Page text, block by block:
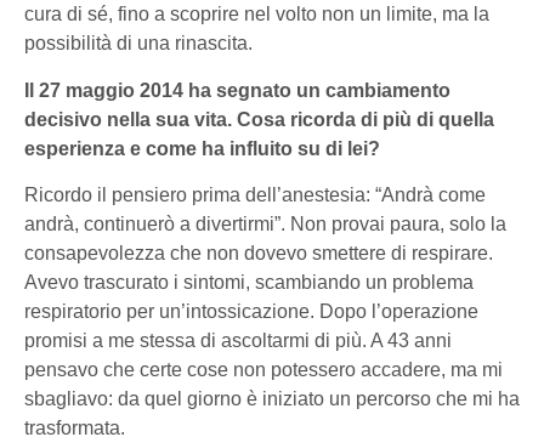
cura di sé, fino a scoprire nel volto non un limite, ma la
possibilità di una rinascita.
Il 27 maggio 2014 ha segnato un cambiamento
decisivo nella sua vita. Cosa ricorda di più di quella
esperienza e come ha influito su di lei?
Ricordo il pensiero prima dell’anestesia: “Andrà come
andrà, continuerò a divertirmi”. Non provai paura, solo la
consapevolezza che non dovevo smettere di respirare.
Avevo trascurato i sintomi, scambiando un problema
respiratorio per un’intossicazione. Dopo l’operazione
promisi a me stessa di ascoltarmi di più. A 43 anni
pensavo che certe cose non potessero accadere, ma mi
sbagliavo: da quel giorno è iniziato un percorso che mi ha
trasformata.